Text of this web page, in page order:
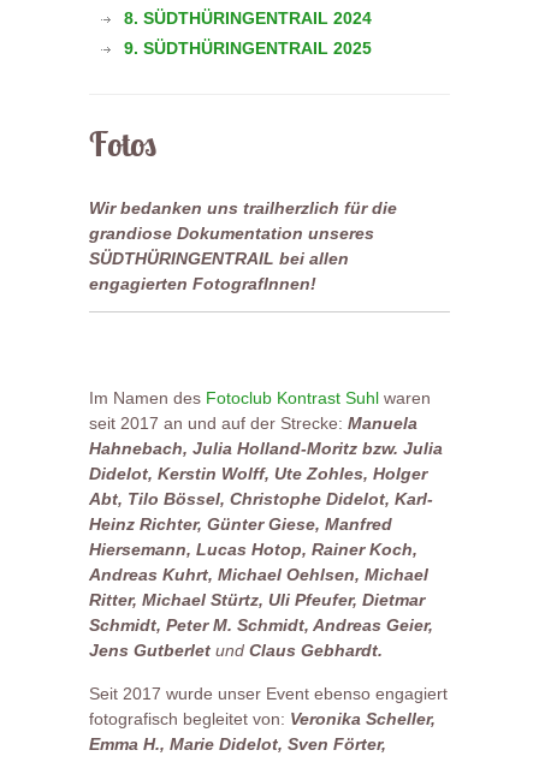
8. SÜDTHÜRINGENTRAIL 2024
9. SÜDTHÜRINGENTRAIL 2025
Fotos
Wir bedanken uns trailherzlich für die
grandiose Dokumentation unseres
SÜDTHÜRINGENTRAIL bei allen
engagierten FotografInnen!
Im Namen des Fotoclub Kontrast Suhl waren
seit 2017 an und auf der Strecke: Manuela
Hahnebach, Julia Holland-Moritz bzw. Julia
Didelot, Kerstin Wolff, Ute Zohles, Holger
Abt, Tilo Bössel, Christophe Didelot, Karl-
Heinz Richter, Günter Giese, Manfred
Hiersemann, Lucas Hotop, Rainer Koch,
Andreas Kuhrt, Michael Oehlsen, Michael
Ritter, Michael Stürtz, Uli Pfeufer, Dietmar
Schmidt, Peter M. Schmidt, Andreas Geier,
Jens Gutberlet und Claus Gebhardt.
Seit 2017 wurde unser Event ebenso engagiert
fotografisch begleitet von: Veronika Scheller,
Emma H., Marie Didelot, Sven Förter,